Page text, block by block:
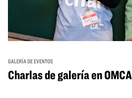
GALERÍA DE EVENTOS
Charlas de galería en OMCA